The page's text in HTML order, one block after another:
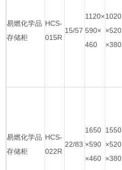
易燃化学品
存储柜
HCS-
015R
15/57
1120×
590×
460
1020
×520
×380
易燃化学品
存储柜
HCS-
022R
22/83
1650
×590
×460
1550
×520
×380